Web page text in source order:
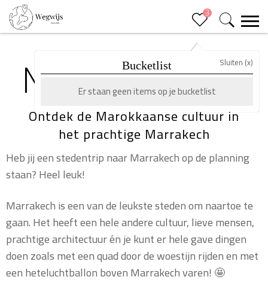
3
Bucketlist Sluiten (x)
Er staan geen items op je bucketlist
MARRAKECH
Ontdek de Marokkaanse cultuur in
het prachtige Marrakech
Heb jij een stedentrip naar Marrakech op de planning
staan? Heel leuk!
Marrakech is een van de leukste steden om naartoe te
gaan. Het heeft een hele andere cultuur, lieve mensen,
prachtige architectuur én je kunt er hele gave dingen
doen zoals met een quad door de woestijn rijden en met
een heteluchtballon boven Marrakech varen! 🤩